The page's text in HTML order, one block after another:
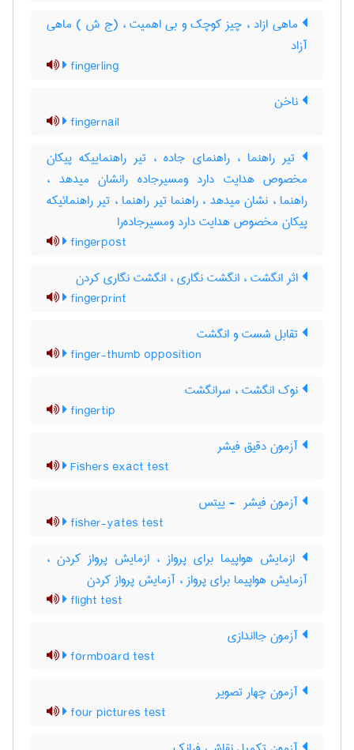
ماهی ازاد ، چیز کوچک و بی اهمیت ، (ج ش ) ماهی
آزاد
fingerling
ناخن
fingernail
تیر راهنما ، راهنمای جاده ، تیر راهنماییکه پیکان
مخصوص هدایت دارد ومسیرجاده رانشان میدهد ،
راهنما ، نشان میدهد ، راهنما تیر راهنما ، تیر راهنمائیکه
پیکان مخصوص هدایت دارد ومسیرجاده‌را
fingerpost
اثر انگشت ، انگشت نگاری ، انگشت نگاری کردن
fingerprint
تقابل شست و انگشت
finger-thumb opposition
نوک انگشت ، سرانگشت
fingertip
آزمون دقیق فیشر
Fishers exact test
آزمون فیشر ‎ - ییتس
fisher-yates test
ازمایش هواپیما برای پرواز ، ازمایش پرواز کردن ،
آزمایش هواپیما برای پرواز ، آزمایش پرواز کردن
flight test
آزمون جااندازی
formboard test
آزمون چهار تصویر
four pictures test